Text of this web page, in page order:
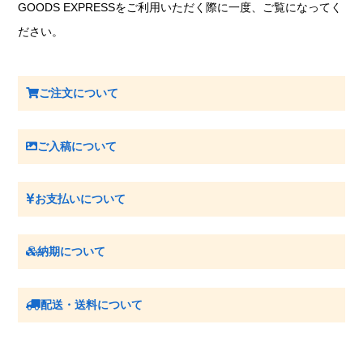
GOODS EXPRESSをご利用いただく際に一度、ご覧になってく
ださい。
ご注文について
ご入稿について
お支払いについて
納期について
配送・送料について